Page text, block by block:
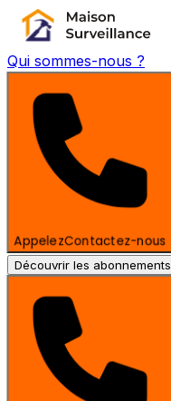
Qui sommes-nous ?
AppelezContactez-nous
Découvrir les abonnements